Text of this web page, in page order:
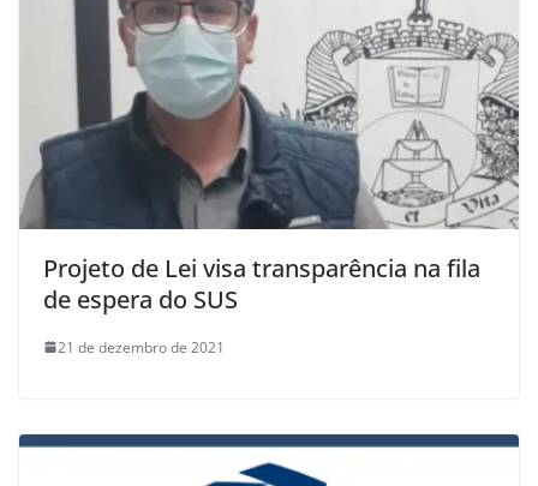
Projeto de Lei visa transparência na fila
de espera do SUS
21 de dezembro de 2021